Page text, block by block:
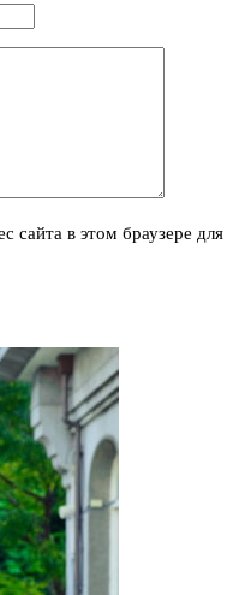
сайта в этом браузере для